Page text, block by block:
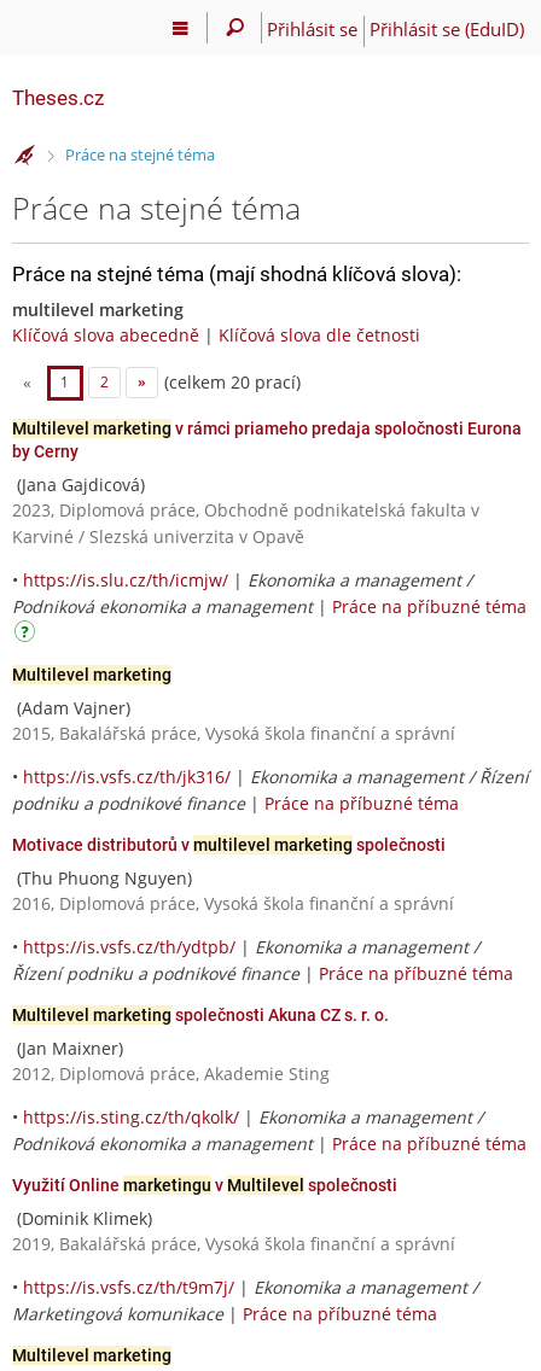
Přihlásit se Přihlásit se (EduID)
Theses.cz
>Práce na stejné téma
Práce na stejné téma
Práce na stejné téma (mají shodná klíčová slova):
multilevel marketing
Klíčová slova abecedně | Klíčová slova dle četnosti
« 1 2 » (celkem 20 prací)
Multilevel marketing v rámci priameho predaja spoločnosti Eurona
by Cerny
(Jana Gajdicová)
2023, Diplomová práce, Obchodně podnikatelská fakulta v
Karviné / Slezská univerzita v Opavě
• https://is.slu.cz/th/icmjw/ | Ekonomika a management /
Podniková ekonomika a management| Práce na příbuzné téma
Multilevel marketing
(Adam Vajner)
2015, Bakalářská práce, Vysoká škola finanční a správní
• https://is.vsfs.cz/th/jk316/ | Ekonomika a management / Řízení
podniku a podnikové finance| Práce na příbuzné téma
Motivace distributorů vmultilevel marketing společnosti
(Thu Phuong Nguyen)
2016, Diplomová práce, Vysoká škola finanční a správní
• https://is.vsfs.cz/th/ydtpb/ | Ekonomika a management /
Řízení podniku a podnikové finance| Práce na příbuzné téma
Multilevel marketing společnosti Akuna CZ s. r. o.
(Jan Maixner)
2012, Diplomová práce, Akademie Sting
• https://is.sting.cz/th/qkolk/ | Ekonomika a management /
Podniková ekonomika a management| Práce na příbuzné téma
Využití Online marketingu v Multilevel společnosti
(Dominik Klimek)
2019, Bakalářská práce, Vysoká škola finanční a správní
• https://is.vsfs.cz/th/t9m7j/ | Ekonomika a management /
Marketingová komunikace| Práce na příbuzné téma
Multilevel marketing